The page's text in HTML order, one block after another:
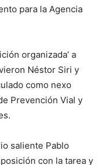
para la Agencia
organizada’ a
Néstor Siri y
como nexo
Prevención Vial y
saliente Pablo
con la tarea y